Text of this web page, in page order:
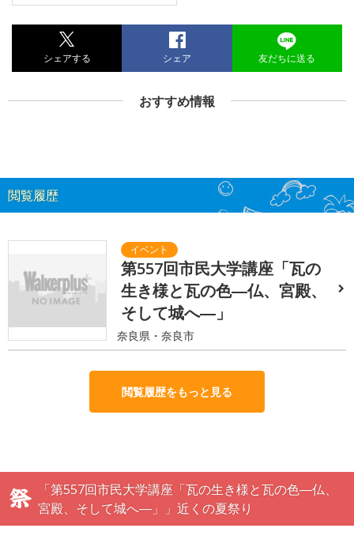
シェアする シェア 友だちに送る
おすすめ情報
閲覧履歴
第557回市民大学講座「瓦の
生き様と瓦の色―仏、宮殿、
そして城へ―」
奈良県・奈良市
閲覧履歴をもっと見る
「第557回市民大学講座「瓦の生き様と瓦の色―仏、
宮殿、そして城へ―」」近くの夏祭り